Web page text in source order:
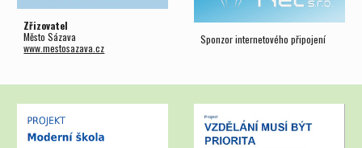
Zřizovatel
Město Sázava
www.mestosazava.cz
Sponzor internetového připojení